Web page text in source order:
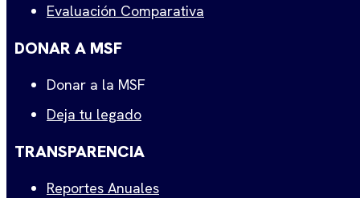
Evaluación Comparativa
DONAR A MSF
Donar a la MSF
Deja tu legado
TRANSPARENCIA
Reportes Anuales